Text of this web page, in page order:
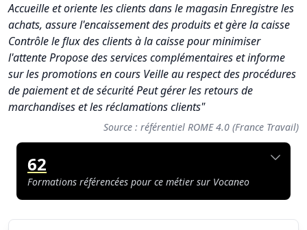
Accueille et oriente les clients dans le magasin Enregistre les
achats, assure l'encaissement des produits et gère la caisse
Contrôle le flux des clients à la caisse pour minimiser
l'attente Propose des services complémentaires et informe
sur les promotions en cours Veille au respect des procédures
de paiement et de sécurité Peut gérer les retours de
marchandises et les réclamations clients"
Source : référentiel ROME 4.0 (France Travail)
62
Formations référencées pour ce métier sur Vocaneo